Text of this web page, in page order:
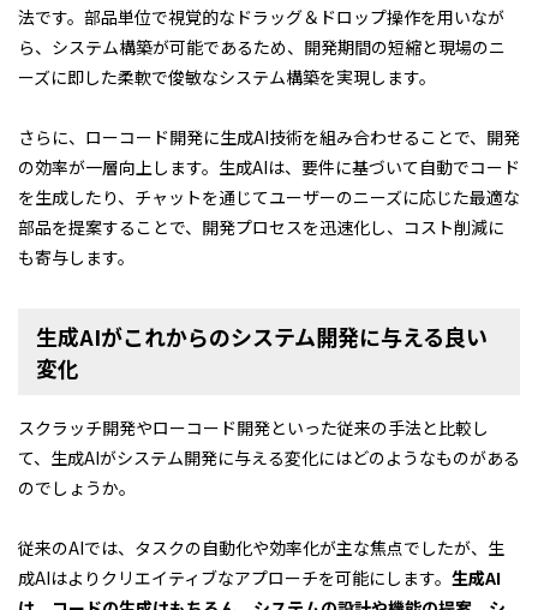
法です。部品単位で視覚的なドラッグ＆ドロップ操作を用いなが
ら、システム構築が可能であるため、開発期間の短縮と現場のニ
ーズに即した柔軟で俊敏なシステム構築を実現します。
さらに、ローコード開発に生成AI技術を組み合わせることで、開発
の効率が一層向上します。生成AIは、要件に基づいて自動でコード
を生成したり、チャットを通じてユーザーのニーズに応じた最適な
部品を提案することで、開発プロセスを迅速化し、コスト削減に
も寄与します。
生成AIがこれからのシステム開発に与える良い
変化
スクラッチ開発やローコード開発といった従来の手法と比較し
て、生成AIがシステム開発に与える変化にはどのようなものがある
のでしょうか。
従来のAIでは、タスクの自動化や効率化が主な焦点でしたが、生
成AIはよりクリエイティブなアプローチを可能にします。 生成AI